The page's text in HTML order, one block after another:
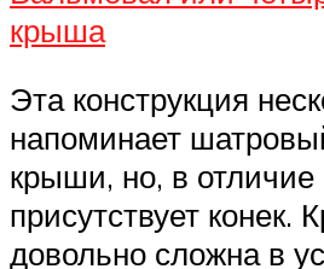
крыша
Эта конструкция
напоминает
крыши, но, в отличие
присутствует конек.
довольно сложна в